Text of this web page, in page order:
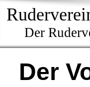
Der
Der